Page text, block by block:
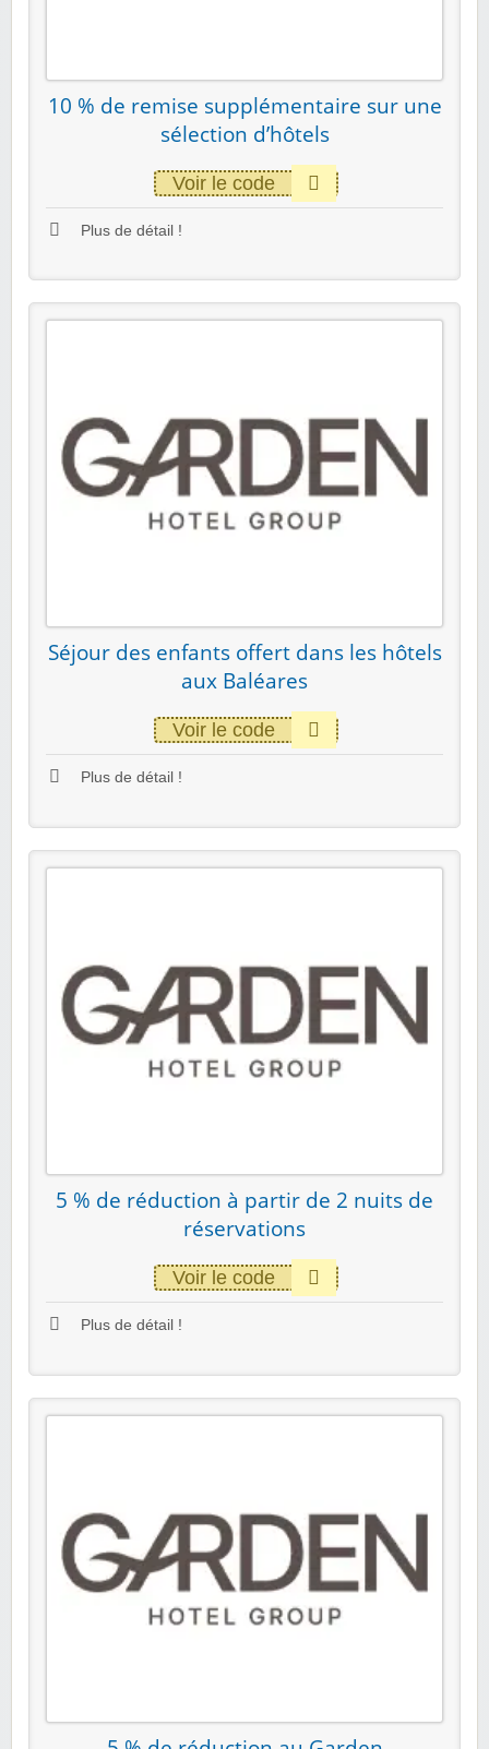
10 % de remise supplémentaire sur une
sélection d’hôtels
Voir le code
Plus de détail !
Séjour des enfants offert dans les hôtels
aux Baléares
Voir le code
Plus de détail !
5 % de réduction à partir de 2 nuits de
réservations
Voir le code
Plus de détail !